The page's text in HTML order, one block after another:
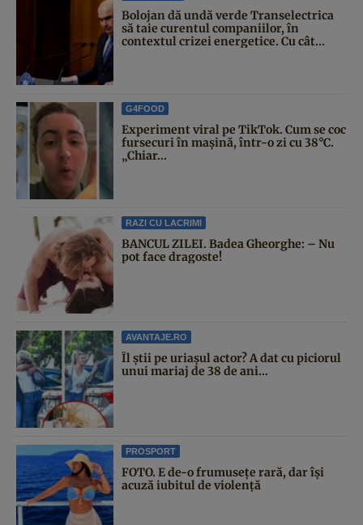
Bolojan dă undă verde Transelectrica
să taie curentul companiilor, în
contextul crizei energetice. Cu cât...
G4FOOD
Experiment viral pe TikTok. Cum se coc
fursecuri în mașină, într-o zi cu 38°C.
„Chiar...
RAZI CU LACRIMI
BANCUL ZILEI. Badea Gheorghe: – Nu
pot face dragoste!
AVANTAJE.RO
Îl știi pe uriașul actor? A dat cu piciorul
unui mariaj de 38 de ani...
PROSPORT
FOTO. E de-o frumusețe rară, dar își
acuză iubitul de violență